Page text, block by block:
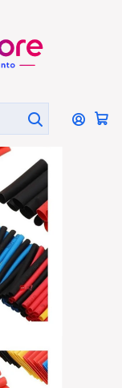
328 Unidades